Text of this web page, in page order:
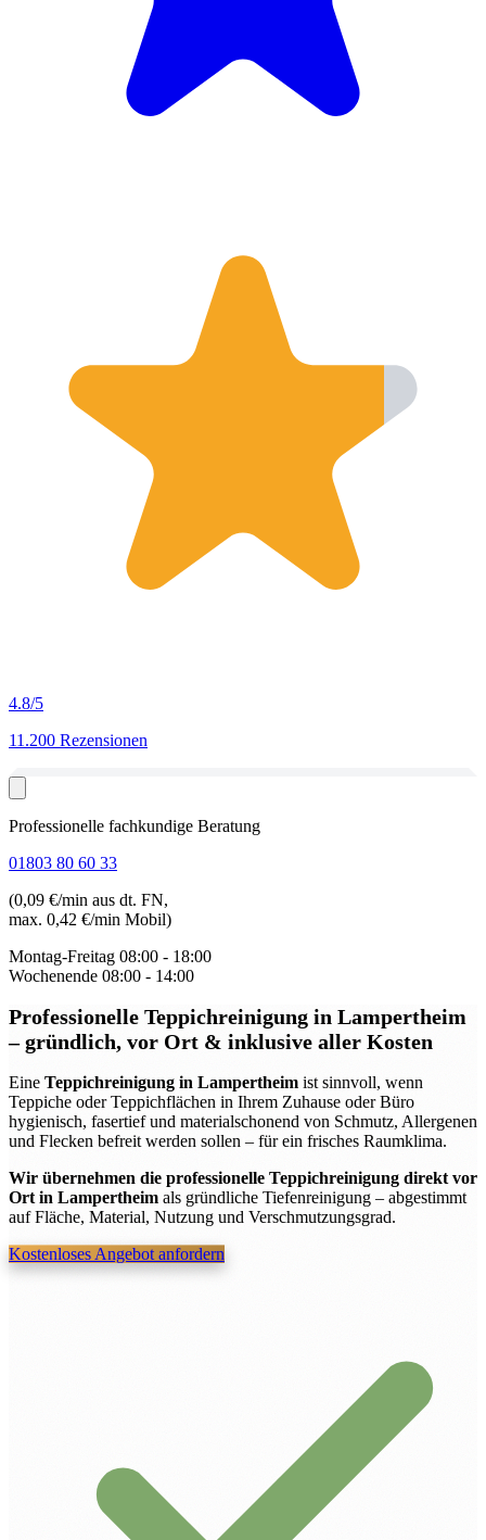
4.8/5
11.200 Rezensionen
Professionelle fachkundige Beratung
01803 80 60 33
(0,09 €/min aus dt. FN,
max. 0,42 €/min Mobil)
Montag-Freitag 08:00 - 18:00
Wochenende 08:00 - 14:00
Professionelle Teppichreinigung in Lampertheim
– gründlich, vor Ort & inklusive aller Kosten
Eine Teppichreinigung in Lampertheim ist sinnvoll, wenn
Teppiche oder Teppichflächen in Ihrem Zuhause oder Büro
hygienisch, fasertief und materialschonend von Schmutz, Allergenen
und Flecken befreit werden sollen – für ein frisches Raumklima.
Wir übernehmen die professionelle Teppichreinigung direkt vor
Ort in Lampertheim als gründliche Tiefenreinigung – abgestimmt
auf Fläche, Material, Nutzung und Verschmutzungsgrad.
Kostenloses Angebot anfordern